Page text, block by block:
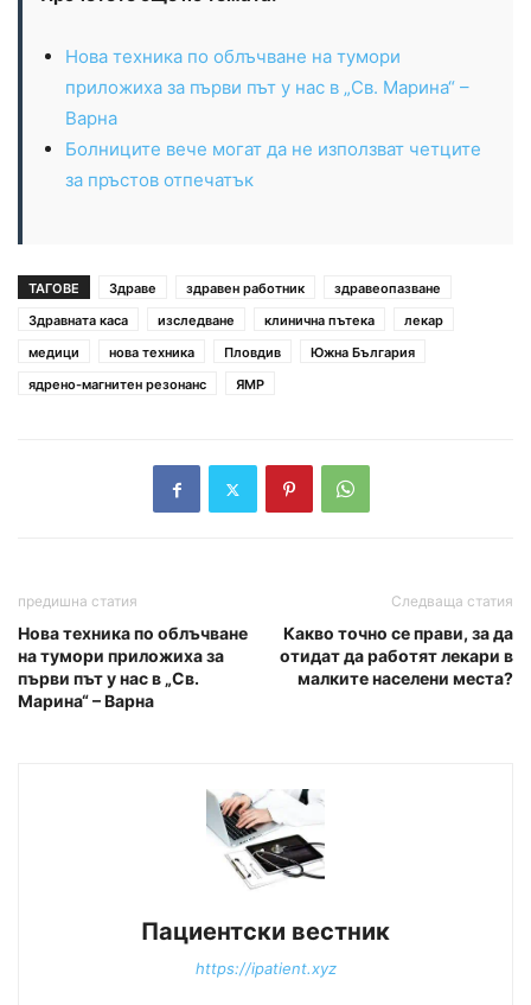
Нова техника по облъчване на тумори
приложиха за първи път у нас в „Св. Марина“ –
Варна
Болниците вече могат да не използват четците
за пръстов отпечатък
ТАГОВЕ Здраве здравен работник
здравеопазване
Здравната каса
изследване клинична пътека
лекар
медици
нова техника Пловдив
Южна България
ядрено-магнитен резонанс
ЯМР
предишна статия
Нова техника по облъчване
на тумори приложиха за
първи път у нас в „Св.
Марина“ – Варна
Следваща статия
Какво точно се прави, за да
отидат да работят лекари в
малките населени места?
Пациентски вестник
https://ipatient.xyz